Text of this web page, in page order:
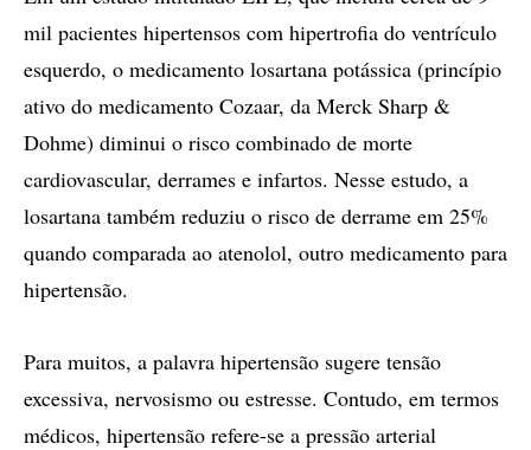
mil pacientes hipertensos com hipertrofia do ventrículo
esquerdo, o medicamento losartana potássica (princípio
ativo do medicamento Cozaar, da Merck Sharp &
Dohme) diminui o risco combinado de morte
cardiovascular, derrames e infartos. Nesse estudo, a
losartana também reduziu o risco de derrame em 25%
quando comparada ao atenolol, outro medicamento para
hipertensão.
Para muitos, a palavra hipertensão sugere tensão
excessiva, nervosismo ou estresse. Contudo, em termos
médicos, hipertensão refere-se a pressão arterial